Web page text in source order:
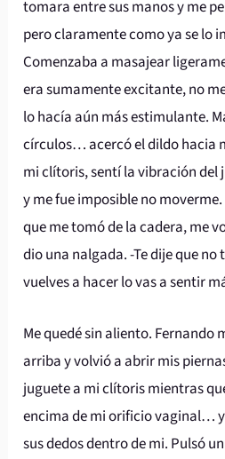
tomara entre sus manos y me
pero claramente como ya se lo
Comenzaba a masajear
era sumamente excitante, no
lo hacía aún más estimulante.
círculos… acercó el dildo hacia
mi clítoris, sentí la vibración del
y me fue imposible no
que me tomó de la cadera, me
dio una nalgada. -Te dije que no
vuelves a hacer lo vas a sentir
Me quedé sin aliento. Fernando
arriba y volvió a abrir mis
juguete a mi clítoris mientras
encima de mi orificio vaginal…
sus dedos dentro de mi. Pulsó